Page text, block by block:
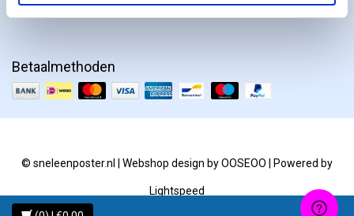
Betaalmethoden
© sneleenposter.nl | Webshop design byOOSEOO | Powered by
Lightspeed